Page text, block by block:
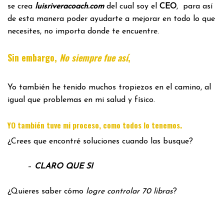
se crea luisriveracoach.comdel cual soy el CEO, para así
de esta manera poder ayudarte a mejorar en todo lo que
necesites, no importa donde te encuentre.
Sin embargo, No siempre fue así,
Yo también he tenido muchos tropiezos en el camino, al
igual que problemas en mi salud y físico.
YO también tuve mi proceso, como todos lo tenemos.
¿Crees que encontré soluciones cuando las busque?
– CLARO QUE SI
¿Quieres saber cómo logre controlar 70 libras?